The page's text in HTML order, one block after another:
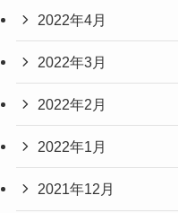
2022年4月
2022年3月
2022年2月
2022年1月
2021年12月